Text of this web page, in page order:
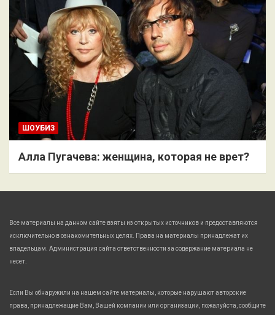
ШОУБИЗ
Алла Пугачева: женщина, которая не врет?
Все материалы на данном сайте взяты из открытых источников и предоставляются
исключительно в ознакомительных целях. Права на материалы принадлежат их
владельцам. Администрация сайта ответственности за содержание материала не
несет.
Если Вы обнаружили на нашем сайте материалы, которые нарушают авторские
права, принадлежащие Вам, Вашей компании или организации, пожалуйста, сообщите